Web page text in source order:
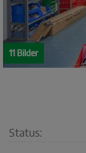
11 Bilder
Status: